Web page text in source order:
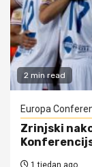
2 min read
Europa
Zrinjski
1 tjedan ago